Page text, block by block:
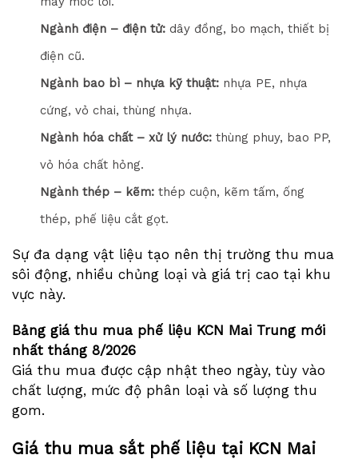
Ngành điện – điện tử: dây đồng, bo mạch, thiết bị
điện cũ.
Ngành bao bì – nhựa kỹ thuật: nhựa PE, nhựa
cứng, vỏ chai, thùng nhựa.
Ngành hóa chất – xử lý nước: thùng phuy, bao PP,
vỏ hóa chất hỏng.
Ngành thép – kẽm: thép cuộn, kẽm tấm, ống
thép, phế liệu cắt gọt.
Sự đa dạng vật liệu tạo nên thị trường thu mua
sôi động, nhiều chủng loại và giá trị cao tại khu
vực này.
Bảng giá thu mua phế liệu KCN Mai Trung mới
nhất tháng 8/2026
Giá thu mua được cập nhật theo ngày, tùy vào
chất lượng, mức độ phân loại và số lượng thu
gom.
Giá thu mua sắt phế liệu tại KCN Mai